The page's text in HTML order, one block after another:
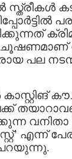
സ്ത്രീകൾ
പല
എന്ന്
പറയുന്നു.